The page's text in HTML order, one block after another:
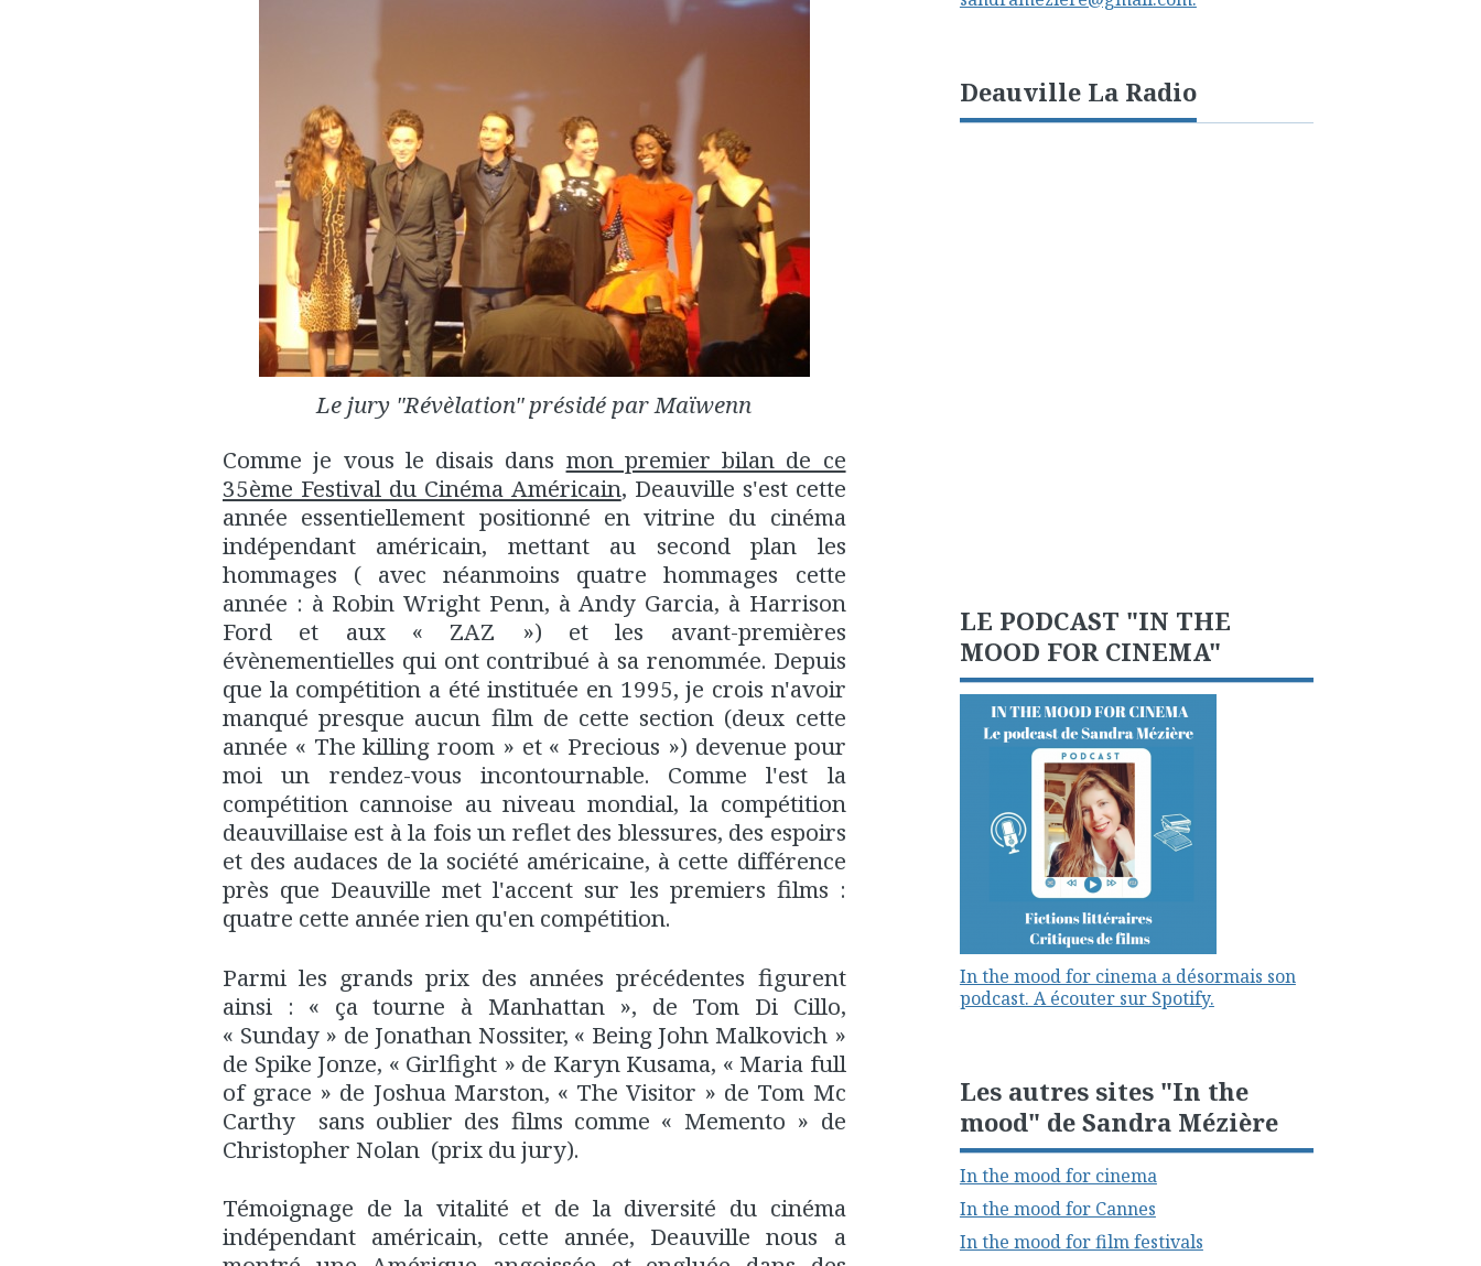
Le jury "Révèlation" présidé par Maïwenn
Comme je vous le disais dans mon premier bilan de ce
35ème Festival du Cinéma Américain, Deauville s'est cette
année essentiellement positionné en vitrine du cinéma
indépendant américain, mettant au second plan les
hommages ( avec néanmoins quatre hommages cette
année : à Robin Wright Penn, à Andy Garcia, à Harrison
Ford et aux « ZAZ ») et les avant-premières
évènementielles qui ont contribué à sa renommée. Depuis
que la compétition a été instituée en 1995, je crois n'avoir
manqué presque aucun film de cette section (deux cette
année « The killing room » et « Precious ») devenue pour
moi un rendez-vous incontournable. Comme l'est la
compétition cannoise au niveau mondial, la compétition
deauvillaise est à la fois un reflet des blessures, des espoirs
et des audaces de la société américaine, à cette différence
près que Deauville met l'accent sur les premiers films :
quatre cette année rien qu'en compétition.
Parmi les grands prix des années précédentes figurent
ainsi : « ça tourne à Manhattan », de Tom Di Cillo,
« Sunday » de Jonathan Nossiter, « Being John Malkovich »
de Spike Jonze, « Girlfight » de Karyn Kusama, « Maria full
of grace » de Joshua Marston, « The Visitor » de Tom Mc
Carthy sans oublier des films comme « Memento » de
Christopher Nolan (prix du jury).
Témoignage de la vitalité et de la diversité du cinéma
indépendant américain, cette année, Deauville nous a
Deauville La Radio
LE PODCAST "IN THE
MOOD FOR CINEMA"
In the mood for cinema a désormais son
podcast. A écouter sur Spotify.
Les autres sites "In the
mood" de Sandra Mézière
In the mood for cinema
In the mood for Cannes
In the mood for film festivals